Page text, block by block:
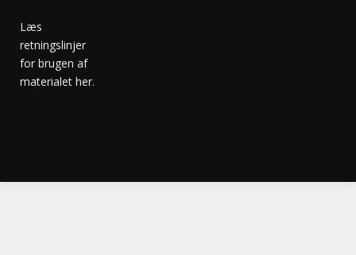
Læs
retningslinjer
for brugen af
materialet her.